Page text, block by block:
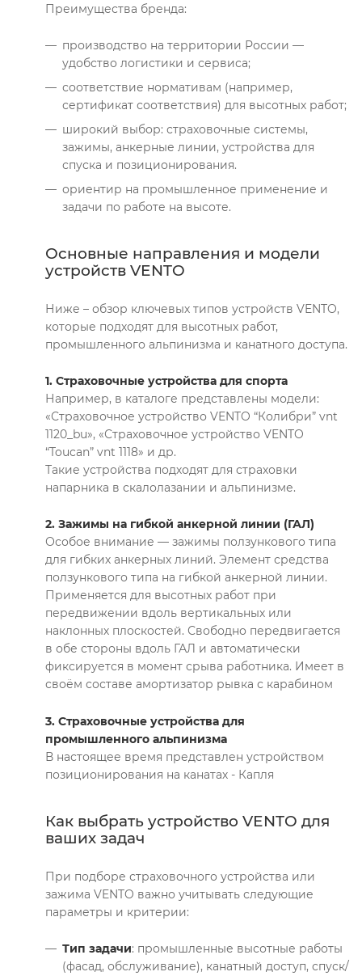
Преимущества бренда:
производство на территории России —
удобство логистики и сервиса;
соответствие нормативам (например,
сертификат соответствия) для высотных работ;
широкий выбор: страховочные системы,
зажимы, анкерные линии, устройства для
спуска и позиционирования.
ориентир на промышленное применение и
задачи по работе на высоте.
Основные направления и модели
устройств VENTO
Ниже – обзор ключевых типов устройств VENTO,
которые подходят для высотных работ,
промышленного альпинизма и канатного доступа.
1. Страховочные устройства для спорта
Например, в каталоге представлены модели:
«Страховочное устройство VENTO “Колибри” vnt
1120_bu», «Страховочное устройство VENTO
“Toucan” vnt 1118» и др.
Такие устройства подходят для страховки
напарника в скалолазании и альпинизме.
2. Зажимы на гибкой анкерной линии (ГАЛ)
Особое внимание — зажимы ползункового типа
для гибких анкерных линий. Элемент средства
ползункового типа на гибкой анкерной линии.
Применяется для высотных работ при
передвижении вдоль вертикальных или
наклонных плоскостей. Свободно передвигается
в обе стороны вдоль ГАЛ и автоматически
фиксируется в момент срыва работника. Имеет в
своём составе амортизатор рывка с карабином
3. Страховочные устройства для
промышленного альпинизма
В настоящее время представлен устройством
позиционирования на канатах - Капля
Как выбрать устройство VENTO для
ваших задач
При подборе страховочного устройства или
зажима VENTO важно учитывать следующие
параметры и критерии:
Тип задачи: промышленные высотные работы
(фасад, обслуживание), канатный доступ, спуск/